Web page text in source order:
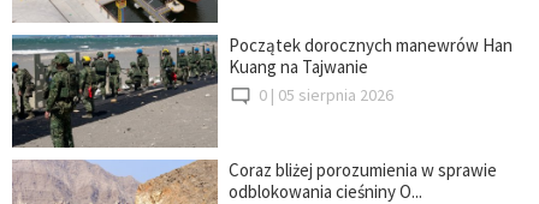
Początek dorocznych manewrów Han
Kuang na Tajwanie
0 | 05 sierpnia 2026
Coraz bliżej porozumienia w sprawie
odblokowania cieśniny O...